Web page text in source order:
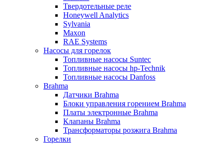
Твердотельные реле
Honeywell Analytics
Sylvania
Maxon
RAE Systems
Насосы для горелок
Топливные насосы Suntec
Топливные насосы hp-Technik
Топливные насосы Danfoss
Brahma
Датчики Brahma
Блоки управления горением Brahma
Платы электронные Brahma
Клапаны Brahma
Трансформаторы розжига Brahma
Горелки